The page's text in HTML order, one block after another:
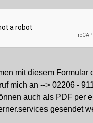
mit diesem Formular
mich an --> 02206 -
auch als PDF per
gesendet